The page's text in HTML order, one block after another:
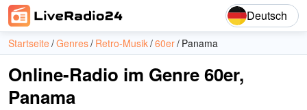
Deutsch
Startseite Genres Retro-Musik 60er Panama
Online-Radio im Genre 60er,
Panama